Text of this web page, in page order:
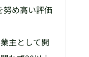
め高い評価
主として開